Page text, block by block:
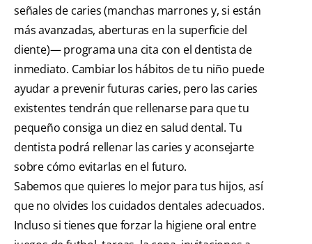
señales de caries (manchas marrones y, si están
más avanzadas, aberturas en la superficie del
diente)— programa una cita con el dentista de
inmediato. Cambiar los hábitos de tu niño puede
ayudar a prevenir futuras caries, pero las caries
existentes tendrán que rellenarse para que tu
pequeño consiga un diez en salud dental. Tu
dentista podrá rellenar las caries y aconsejarte
sobre cómo evitarlas en el futuro.
Sabemos que quieres lo mejor para tus hijos, así
que no olvides los cuidados dentales adecuados.
Incluso si tienes que forzar la higiene oral entre